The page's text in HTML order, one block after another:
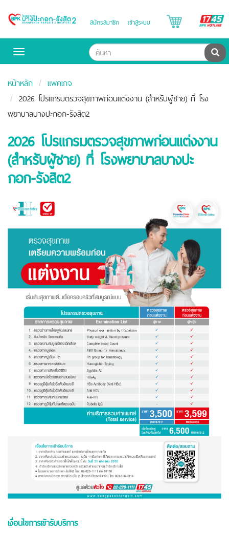
Bangpakok
สมัครสมาชิก เข้าสู่ระบบ
Toggle
ค้น
หน้าหลัก
แพคเกจ
2026 โปรแกรมตรวจสุขภาพก่อนแต่งงาน (สำหรับผู้ชาย) ที่ โรง
พยาบาลบางปะกอก-รังสิต2
2026 โปรแกรมตรวจสุขภาพก่อนแต่งงาน
(สำหรับผู้ชาย) ที่ โรงพยาบาลบางปะ
กอก-รังสิต2
เงื่อนไขการเข้ารับบริการ